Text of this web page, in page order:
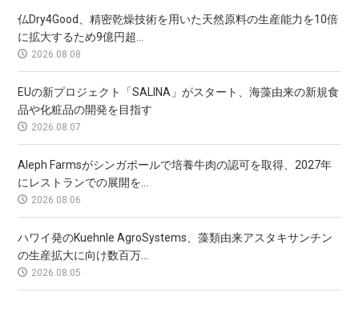
仏Dry4Good、精密乾燥技術を用いた天然原料の生産能力を10倍
に拡大するため9億円超...
2026.08.08
EUの新プロジェクト「SALINA」がスタート、海藻由来の新規食
品や化粧品の開発を目指す
2026.08.07
Aleph Farmsがシンガポールで培養牛肉の認可を取得、2027年
にレストランでの展開を...
2026.08.06
ハワイ発のKuehnle AgroSystems、藻類由来アスタキサンチン
の生産拡大に向け数百万...
2026.08.05